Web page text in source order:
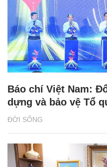
ĐỜI SỐNG
Báo chí Việt Nam:
dựng và bảo vệ Tổ